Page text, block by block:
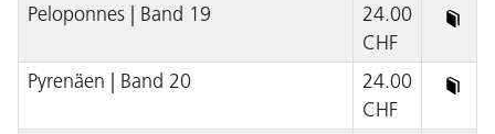
Peloponnes | Band 19
24.00
CHF
Pyrenäen | Band 20
24.00
CHF